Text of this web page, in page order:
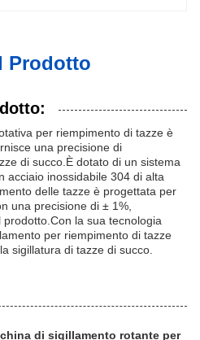
Prodotto
per riempimento di tazze è
una precisione di
di succo.È dotato di un sistema
acciaio inossidabile 304 di alta
delle tazze è progettata per
una precisione di ± 1%,
la sua tecnologia
per riempimento di tazze
sigillatura di tazze di succo.
di sigillamento rotante per